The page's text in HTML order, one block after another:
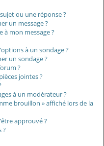
ou une réponse ?
un message ?
à mon message ?
à un sondage ?
un sondage ?
?
jointes ?
à un modérateur ?
brouillon » affiché lors de la
approuvé ?
?